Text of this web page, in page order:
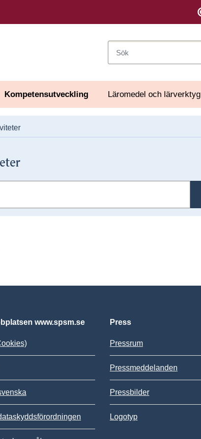
Kompetensutveckling Läromedel och lärverktyg
www.spsm.se Press
Pressrum
Pressmeddelanden
Pressbilder
Logotyp